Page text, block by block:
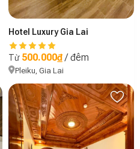
Hotel Luxury Gia Lai
Từ 500.000₫/ đêm
Pleiku, Gia Lai